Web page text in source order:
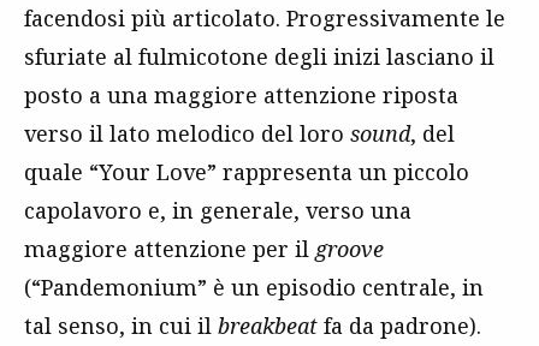
facendosi più articolato. Progressivamente le
sfuriate al fulmicotone degli inizi lasciano il
posto a una maggiore attenzione riposta
verso il lato melodico del loro sound, del
quale “Your Love” rappresenta un piccolo
capolavoro e, in generale, verso una
maggiore attenzione per il groove
(“Pandemonium” è un episodio centrale, in
tal senso, in cui il breakbeat fa da padrone).